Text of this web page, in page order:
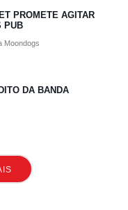
PROMETE AGITAR
PUB
Moondogs
DA BANDA